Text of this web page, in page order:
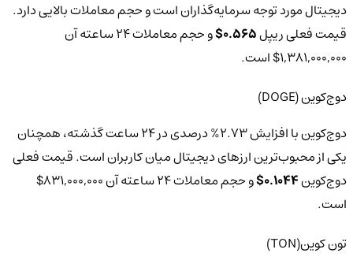
دیجیتال مورد توجه سرمایه‌گذاران است و حجم معاملات بالایی دارد.
قیمت فعلی ریپل0.565$
و حجم معاملات 24 ساعته آن
1,381,000,000$ است.
دوج‌کوین (DOGE)
دوج‌کوین با افزایش 2.73% درصدی در 24 ساعت گذشته، همچنان
یکی از محبوب‌ترین ارزهای دیجیتال میان کاربران است. قیمت فعلی
دوج‌کوین0.1044$
و حجم معاملات 24 ساعته آن 831,000,000$
است.
تون کوین(TON)